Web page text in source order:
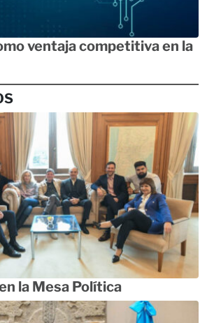
ventaja competitiva en la
la Mesa Política